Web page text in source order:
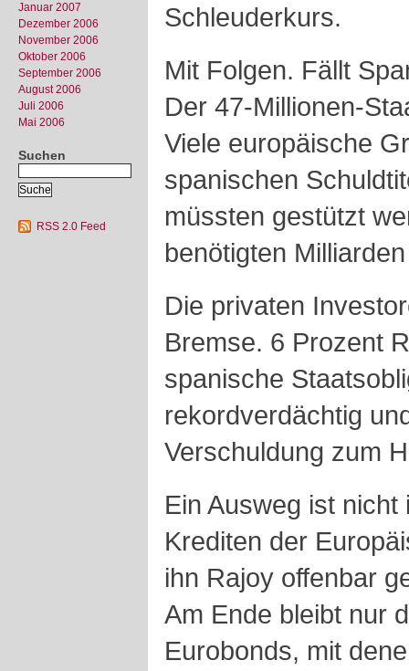
Januar 2007
Dezember 2006
November 2006
Oktober 2006
September 2006
August 2006
Juli 2006
Mai 2006
Suchen
RSS 2.0 Feed
Schleuderkurs.
Mit Folgen. Fällt
Der 47-Millionen-
Viele europäische
spanischen
müssten gestützt
benötigten
Die privaten
Bremse. 6 Prozent
spanische
rekordverdächtig
Verschuldung zum
Ein Ausweg ist
Krediten der
ihn Rajoy offenbar
Am Ende bleibt nur
Eurobonds, mit